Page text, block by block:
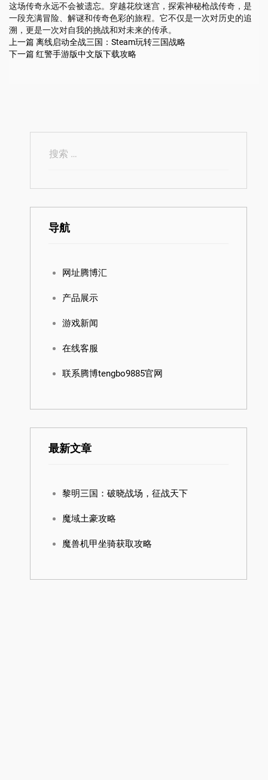
这场传奇永远不会被遗忘。穿越花纹迷宫，探索神秘枪战传奇，是
一段充满冒险、解谜和传奇色彩的旅程。它不仅是一次对历史的追
溯，更是一次对自我的挑战和对未来的传承。
上一篇离线启动全战三国：Steam玩转三国战略
下一篇红警手游版中文版下载攻略
导航
网址腾博汇
产品展示
游戏新闻
在线客服
联系腾博tengbo9885官网
最新文章
黎明三国：破晓战场，征战天下
魔域土豪攻略
魔兽机甲坐骑获取攻略